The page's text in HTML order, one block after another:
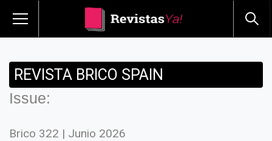
REVISTA BRICO SPAIN
Issue:
Brico 322 | Junio 2026